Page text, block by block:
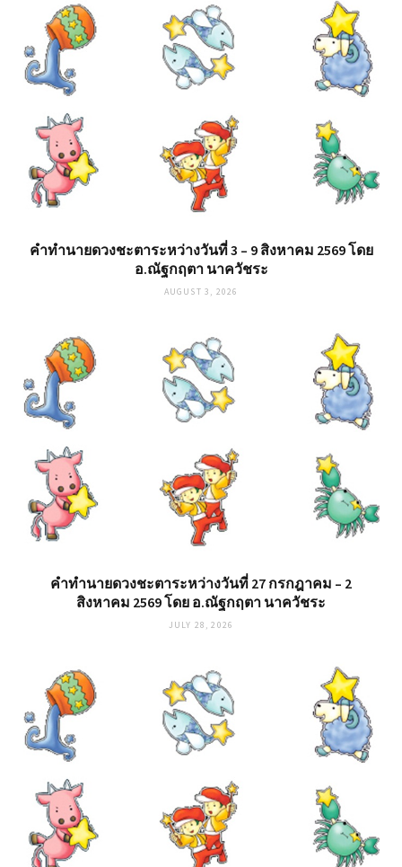
คำทำนายดวงชะตาระหว่างวันที่ 3 – 9 สิงหาคม 2569 โดย
อ.ณัฐกฤตา นาควัชระ
AUGUST 3, 2026
คำทำนายดวงชะตาระหว่างวันที่ 27 กรกฎาคม – 2
สิงหาคม 2569 โดย อ.ณัฐกฤตา นาควัชระ
JULY 28, 2026